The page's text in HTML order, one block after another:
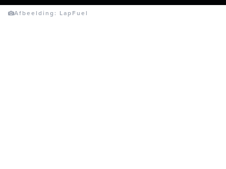
Afbeelding: LapFuel